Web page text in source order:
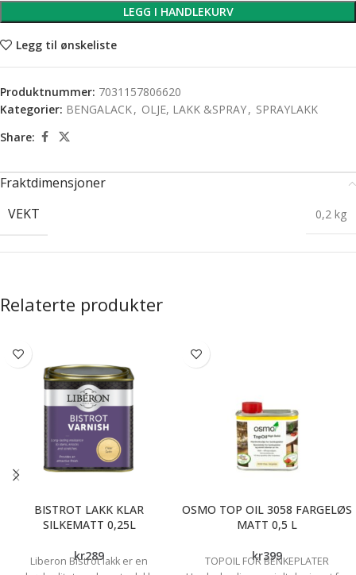
LEGG I HANDLEKURV
Legg til ønskeliste
Produktnummer: 7031157806620
Kategorier: BENGALACK, OLJE, LAKK &SPRAY, SPRAYLAKK
Share:
Fraktdimensjoner
VEKT
0,2 kg
Relaterte produkter
BISTROT LAKK KLAR
SILKEMATT 0,25L
kr289
Liberon Bistrot lakk er en
OSMO TOP OIL 3058 FARGELØS
MATT 0,5 L
kr399
TOPOIL FOR BENKEPLATER